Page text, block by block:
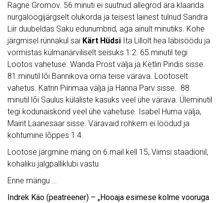
Ragne Gromov. 56.minuti ei suutnud allegrod ära klaarida
nurgalöögijärgselt olukorda ja teisest lainest tulnud Sandra
Liir duubeldas Saku edunumbrid, aga ainult minutiks. Kohe
järgmisel rünnakul sai Kärt Hüdsi Ita Lillolt hea läbisöödu ja
vormistas külmanärviliselt seisuks 1:2. 65.minutil tegi
Lootos vahetuse. Wanda Prost välja ja Ketlin Pindis sisse.
81.minutil lõi Bannikova oma teise värava. Lootoselt
vahetus. Katrin Piirimaa välja ja Hanna Parv sisse. 88.
minutil lõi Saulus külaliste kasuks veel ühe värava. Üleminutil
tegi kodunaiskond veel ühe vahetuse. Isabel Huma välja,
Mairit Laanesaar sisse. Väravaid rohkem ei löödud ja
kohtumine lõppes 1:4.
Lootose järgmine mäng on 6.mail kell 15, Viimsi staadionil,
kohaliku jalgpalliklubi vastu.
Enne mängu …
Indrek Käo (peatreener) – „Hooaja esimese kolme vooruga